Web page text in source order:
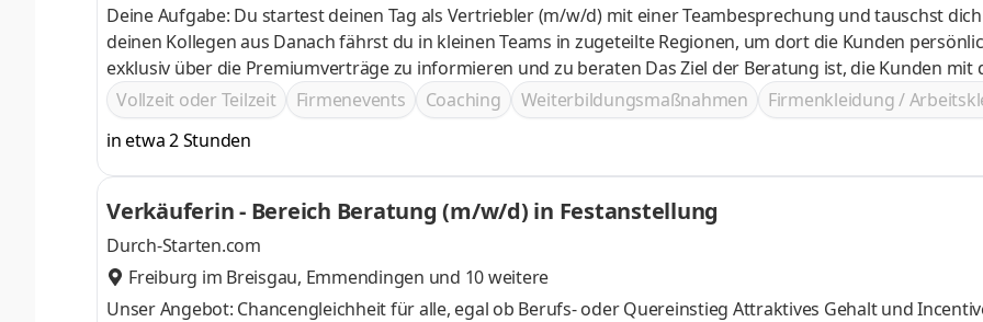
Deine Aufgabe: Du startest deinen Tag als Vertriebler (m/w/d) mit einer Teambesprechung und tauschst
deinen Kollegen aus Danach fährst du in kleinen Teams in zugeteilte Regionen, um dort die Kunden persönlich und
exklusiv über die Premiumverträge zu informieren und zu beraten Das Ziel der Beratung ist, die Kunden mit deinem
Know How zu überzeugen und ihnen den bestmöglichen Vertrag anzubieten oder auch bestehende
optimieren
Vollzeit oder Teilzeit Firmenevents Coaching Weiterbildungsmaßnahmen Firmenkleidung /
in etwa 2 Stunden
Verkäuferin - Bereich Beratung (m/w/d) in Festanstellung
Durch-Starten.com
Freiburg im Breisgau, Emmendingen und 10 weitere
Unser Angebot: Chancengleichheit für alle, egal ob Berufs- oder Quereinstieg Attraktives Gehalt und Incentives